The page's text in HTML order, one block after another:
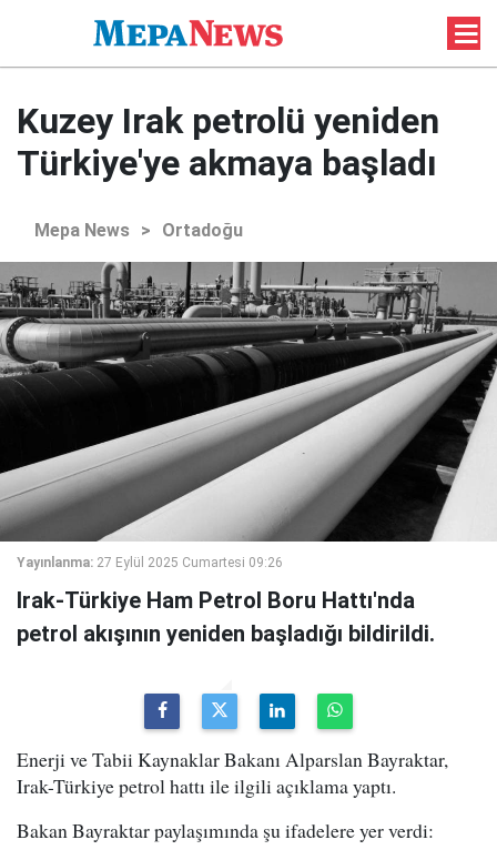
Kuzey Irak petrolü yeniden
Türkiye'ye akmaya başladı
Mepa News > Ortadoğu
Yayınlanma: 27 Eylül 2025 Cumartesi 09:26
Irak-Türkiye Ham Petrol Boru Hattı'nda
petrol akışının yeniden başladığı bildirildi.
Enerji ve Tabii Kaynaklar Bakanı Alparslan Bayraktar,
Irak-Türkiye petrol hattı ile ilgili açıklama yaptı.
Bakan Bayraktar paylaşımında şu ifadelere yer verdi: